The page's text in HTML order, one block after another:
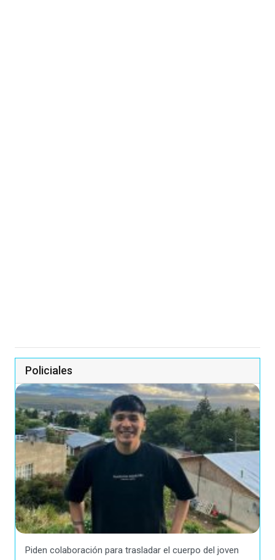
Policiales
Piden colaboración para trasladar el cuerpo del joven